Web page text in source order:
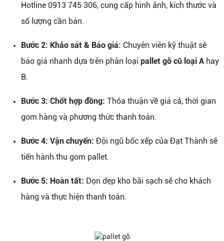
Hotline 0913 745 306, cung cấp hình ảnh, kích thước và
số lượng cần bán.
Bước 2: Khảo sát & Báo giá: Chuyên viên kỹ thuật sẽ
báo giá nhanh dựa trên phân loại pallet gỗ cũ loại A hay
B.
Bước 3: Chốt hợp đồng: Thỏa thuận về giá cả, thời gian
gom hàng và phương thức thanh toán.
Bước 4: Vận chuyển: Đội ngũ bốc xếp của Đạt Thành sẽ
tiến hành thu gom pallet.
Bước 5: Hoàn tất: Dọn dẹp kho bãi sạch sẽ cho khách
hàng và thực hiện thanh toán.